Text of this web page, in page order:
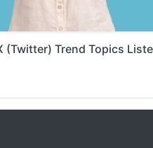
(Twitter) Trend Topics